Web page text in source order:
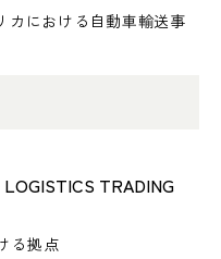
カにおける自動車輸送事
TRADING
る拠点